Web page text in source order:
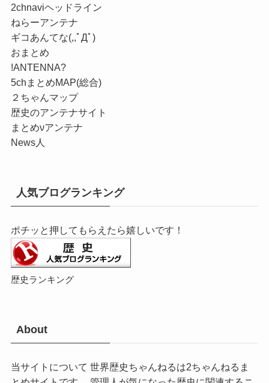
2chnaviヘッドライン
ねらーアンテナ
ギコあんてな(,,ﾟДﾟ)
おまとめ
!ANTENNA?
5chまとめMAP(総合)
２ちゃんマップ
歴史のアンテナサイト
まとめνアンテナ
News人
人気ブログランキング
ポチッと押してもらえたら嬉しいです！
歴史ランキング
About
当サイトについて 世界歴史ちゃんねるは2ちゃんねるま